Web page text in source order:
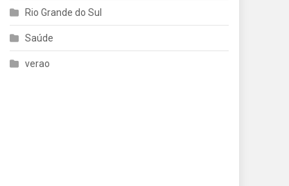
Rio Grande do Sul
Saúde
verao